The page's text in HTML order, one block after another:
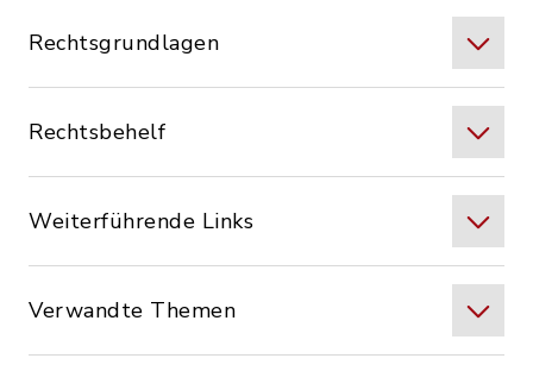
Rechtsgrundlagen
Rechtsbehelf
Weiterführende Links
Verwandte Themen